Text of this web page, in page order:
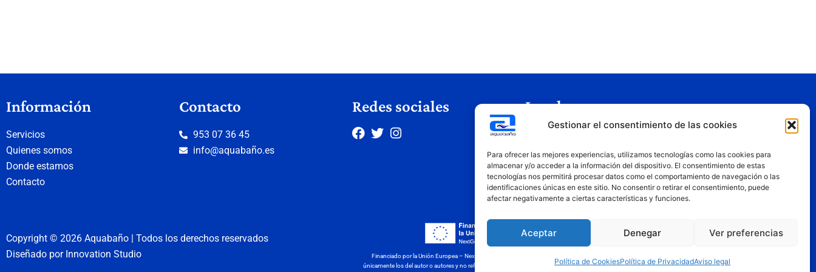
Gestionar el consentimiento de las cookies
Para ofrecer las mejores experiencias, utilizamos tecnologías como las cookies para
almacenar y/o acceder a la información del dispositivo. El consentimiento de estas
tecnologías nos permitirá procesar datos como el comportamiento de navegación o las
identificaciones únicas en este sitio. No consentir o retirar el consentimiento, puede
afectar negativamente a ciertas características y funciones.
Aceptar Denegar Ver preferencias
Política de CookiesPolítica de PrivacidadAviso legal
Información
Servicios
Quienes somos
Donde estamos
Contacto
Contacto
953 07 36 45
info@aquabaño.es
Redes sociales Legal
Política de privacidad
Política de cookies
Condiciones de uso
Copyright © 2026 Aquabaño | Todos los derechos reservados
Diseñado por Innovation Studio
Financiado por la Unión Europea – NextGenerationEU. Sin embargo, los puntos de vista y las opiniones expresadas son
únicamente los del autor o autores y no reflejan necesariamente los de la Unión Europea o la Comisión Europea. Ni la Unión